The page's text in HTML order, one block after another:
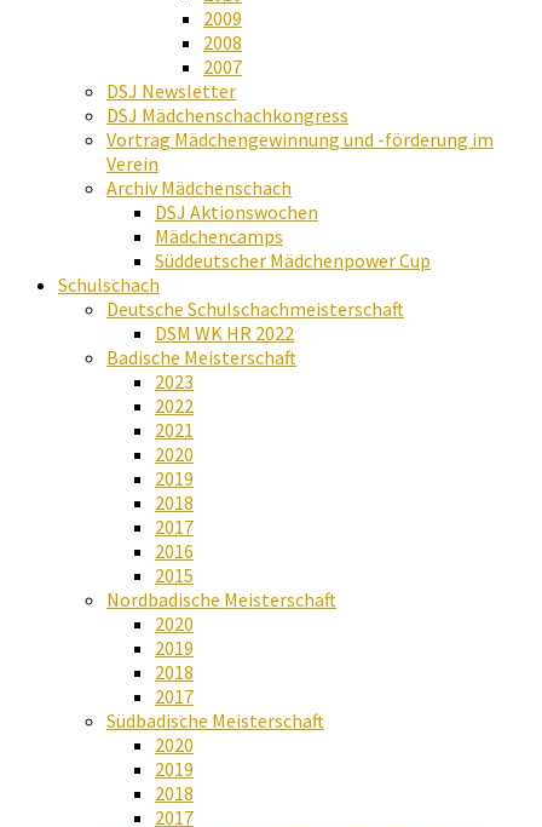
2009
2008
2007
DSJ Newsletter
DSJ Mädchenschachkongress
Vortrag Mädchengewinnung und -förderung im
Verein
Archiv Mädchenschach
DSJ Aktionswochen
Mädchencamps
Süddeutscher Mädchenpower Cup
Schulschach
Deutsche Schulschachmeisterschaft
DSM WK HR 2022
Badische Meisterschaft
2023
2022
2021
2020
2019
2018
2017
2016
2015
Nordbadische Meisterschaft
2020
2019
2018
2017
Südbadische Meisterschaft
2020
2019
2018
2017